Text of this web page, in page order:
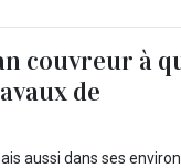
couvreur à
de
aussi dans ses